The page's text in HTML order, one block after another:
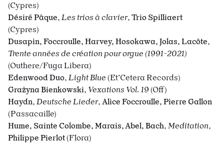
(Cypres)
Désiré Pâque, Les trios à clavier, Trio Spilliaert
(Cypres)
Dusapin, Foccroulle, Harvey, Hosokawa, Jolas, Lacôte,
Trente années de création pour orgue (1991-2021)
(Outhere/Fuga Libera)
Edenwood Duo, Light Blue (Et’Cetera Records)
Grażyna Bienkowski, Vexations Vol. 19(Off)
Haydn, Deutsche Lieder, Alice Foccroulle, Pierre Gallon
(Passacaille)
Hume, Sainte Colombe, Marais, Abel, Bach, Meditation,
Philippe Pierlot(Flora)